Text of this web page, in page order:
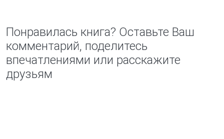
Понравилась книга? Оставьте Ваш
комментарий, поделитесь
впечатлениями или расскажите
друзьям